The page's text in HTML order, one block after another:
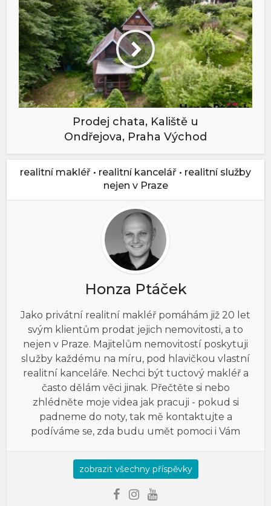
Prodej chata, Kaliště u
Ondřejova, Praha Východ
realitní makléř • realitní kancelář • realitní služby
nejen v Praze
Honza Ptáček
Jako privátní realitní makléř pomáhám již 20 let
svým klientům prodat jejich nemovitosti, a to
nejen v Praze. Majitelům nemovitostí poskytuji
služby každému na míru, pod hlavičkou vlastní
realitní kanceláře. Nechci být tuctový makléř a
často dělám věci jinak. Přečtěte si nebo
zhlédněte moje videa jak pracuji - pokud si
padneme do noty, tak mě kontaktujte a
podíváme se, zda budu umět pomoci i Vám
zobrazit všechny příspěvky